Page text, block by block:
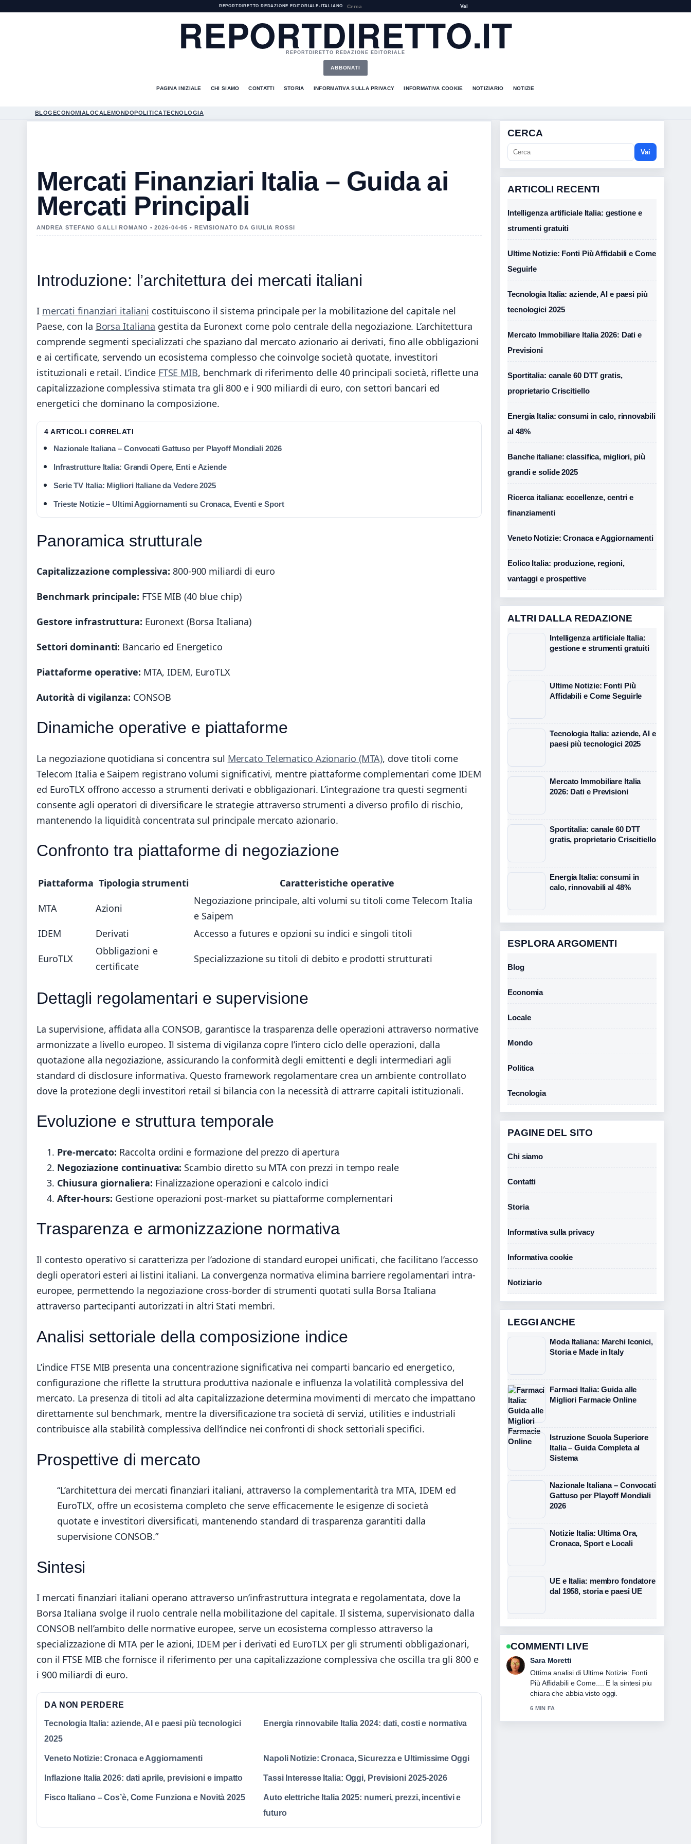
REPORTDIRETTO REDAZIONE EDITORIALE• ITALIANO Vai
REPORTDIRETTO.IT
REPORTDIRETTO REDAZIONE EDITORIALE
ABBONATI
PAGINA INIZIALE CHI SIAMO CONTATTI STORIA INFORMATIVA SULLA PRIVACY INFORMATIVA COOKIE NOTIZIARIO NOTIZIE
BLOGECONOMIALOCALEMONDOPOLITICATECNOLOGIA
Mercati Finanziari Italia – Guida ai
Mercati Principali
ANDREA STEFANO GALLI ROMANO • 2026-04-05 • REVISIONATO DA GIULIA ROSSI
Introduzione: l’architettura dei mercati italiani
I mercati finanziari italiani costituiscono il sistema principale per la mobilitazione del capitale nel
Paese, con la Borsa Italiana gestita da Euronext come polo centrale della negoziazione. L’architettura
comprende segmenti specializzati che spaziano dal mercato azionario ai derivati, fino alle obbligazioni
e ai certificate, servendo un ecosistema complesso che coinvolge società quotate, investitori
istituzionali e retail. L’indice FTSE MIB, benchmark di riferimento delle 40 principali società, riflette una
capitalizzazione complessiva stimata tra gli 800 e i 900 miliardi di euro, con settori bancari ed
energetici che dominano la composizione.
4 ARTICOLI CORRELATI
Nazionale Italiana – Convocati Gattuso per Playoff Mondiali 2026
Infrastrutture Italia: Grandi Opere, Enti e Aziende
Serie TV Italia: Migliori Italiane da Vedere 2025
Trieste Notizie – Ultimi Aggiornamenti su Cronaca, Eventi e Sport
Panoramica strutturale
Capitalizzazione complessiva: 800-900 miliardi di euro
Benchmark principale: FTSE MIB (40 blue chip)
Gestore infrastruttura: Euronext (Borsa Italiana)
Settori dominanti: Bancario ed Energetico
Piattaforme operative: MTA, IDEM, EuroTLX
Autorità di vigilanza: CONSOB
Dinamiche operative e piattaforme
La negoziazione quotidiana si concentra sul Mercato Telematico Azionario (MTA), dove titoli come
Telecom Italia e Saipem registrano volumi significativi, mentre piattaforme complementari come IDEM
ed EuroTLX offrono accesso a strumenti derivati e obbligazionari. L’integrazione tra questi segmenti
consente agli operatori di diversificare le strategie attraverso strumenti a diverso profilo di rischio,
mantenendo la liquidità concentrata sul principale mercato azionario.
Confronto tra piattaforme di negoziazione
Piattaforma Tipologia strumenti Caratteristiche operative
MTA Azioni
Negoziazione principale, alti volumi su titoli come Telecom Italia
e Saipem
IDEM
Derivati Accesso a futures e opzioni su indici e singoli titoli
EuroTLX
Obbligazioni e
certificate
Specializzazione su titoli di debito e prodotti strutturati
Dettagli regolamentari e supervisione
La supervisione, affidata alla CONSOB, garantisce la trasparenza delle operazioni attraverso normative
armonizzate a livello europeo. Il sistema di vigilanza copre l’intero ciclo delle operazioni, dalla
quotazione alla negoziazione, assicurando la conformità degli emittenti e degli intermediari agli
standard di disclosure informativa. Questo framework regolamentare crea un ambiente controllato
dove la protezione degli investitori retail si bilancia con la necessità di attrarre capitali istituzionali.
Evoluzione e struttura temporale
Pre-mercato: Raccolta ordini e formazione del prezzo di apertura
Negoziazione continuativa: Scambio diretto su MTA con prezzi in tempo reale
Chiusura giornaliera: Finalizzazione operazioni e calcolo indici
After-hours: Gestione operazioni post-market su piattaforme complementari
Trasparenza e armonizzazione normativa
Il contesto operativo si caratterizza per l’adozione di standard europei unificati, che facilitano l’accesso
degli operatori esteri ai listini italiani. La convergenza normativa elimina barriere regolamentari intra-
europee, permettendo la negoziazione cross-border di strumenti quotati sulla Borsa Italiana
attraverso partecipanti autorizzati in altri Stati membri.
Analisi settoriale della composizione indice
L’indice FTSE MIB presenta una concentrazione significativa nei comparti bancario ed energetico,
configurazione che riflette la struttura produttiva nazionale e influenza la volatilità complessiva del
mercato. La presenza di titoli ad alta capitalizzazione determina movimenti di mercato che impattano
direttamente sul benchmark, mentre la diversificazione tra società di servizi, utilities e industriali
contribuisce alla stabilità complessiva dell’indice nei confronti di shock settoriali specifici.
Prospettive di mercato
“L’architettura dei mercati finanziari italiani, attraverso la complementarità tra MTA, IDEM ed
EuroTLX, offre un ecosistema completo che serve efficacemente le esigenze di società
quotate e investitori diversificati, mantenendo standard di trasparenza garantiti dalla
supervisione CONSOB.”
Sintesi
I mercati finanziari italiani operano attraverso un’infrastruttura integrata e regolamentata, dove la
Borsa Italiana svolge il ruolo centrale nella mobilitazione del capitale. Il sistema, supervisionato dalla
CONSOB nell’ambito delle normative europee, serve un ecosistema complesso attraverso la
specializzazione di MTA per le azioni, IDEM per i derivati ed EuroTLX per gli strumenti obbligazionari,
con il FTSE MIB che fornisce il riferimento per una capitalizzazione complessiva che oscilla tra gli 800 e
i 900 miliardi di euro.
DA NON PERDERE
Tecnologia Italia: aziende, AI e paesi più tecnologici
2025
Energia rinnovabile Italia 2024: dati, costi e normativa
Veneto Notizie: Cronaca e Aggiornamenti Napoli Notizie: Cronaca, Sicurezza e Ultimissime Oggi
Inflazione Italia 2026: dati aprile, previsioni e impatto Tassi Interesse Italia: Oggi, Previsioni 2025-2026
Fisco Italiano – Cos’è, Come Funziona e Novità 2025
Auto elettriche Italia 2025: numeri, prezzi, incentivi e
futuro
CERCA
Vai
ARTICOLI RECENTI
Intelligenza artificiale Italia: gestione e
strumenti gratuiti
Ultime Notizie: Fonti Più Affidabili e Come
Seguirle
Tecnologia Italia: aziende, AI e paesi più
tecnologici 2025
Mercato Immobiliare Italia 2026: Dati e
Previsioni
Sportitalia: canale 60 DTT gratis,
proprietario Criscitiello
Energia Italia: consumi in calo, rinnovabili
al 48%
Banche italiane: classifica, migliori, più
grandi e solide 2025
Ricerca italiana: eccellenze, centri e
finanziamenti
Veneto Notizie: Cronaca e Aggiornamenti
Eolico Italia: produzione, regioni,
vantaggi e prospettive
ALTRI DALLA REDAZIONE
Intelligenza artificiale Italia:
gestione e strumenti gratuiti
Ultime Notizie: Fonti Più
Affidabili e Come Seguirle
Tecnologia Italia: aziende, AI e
paesi più tecnologici 2025
Mercato Immobiliare Italia
2026: Dati e Previsioni
Sportitalia: canale 60 DTT
gratis, proprietario Criscitiello
Energia Italia: consumi in
calo, rinnovabili al 48%
ESPLORA ARGOMENTI
Blog
Economia
Locale
Mondo
Politica
Tecnologia
PAGINE DEL SITO
Chi siamo
Contatti
Storia
Informativa sulla privacy
Informativa cookie
Notiziario
LEGGI ANCHE
Moda Italiana: Marchi Iconici,
Storia e Made in Italy
Farmaci Italia: Guida alle
Migliori Farmacie Online
Istruzione Scuola Superiore
Italia – Guida Completa al
Sistema
Nazionale Italiana – Convocati
Gattuso per Playoff Mondiali
2026
Notizie Italia: Ultima Ora,
Cronaca, Sport e Locali
UE e Italia: membro fondatore
dal 1958, storia e paesi UE
COMMENTI LIVE
Giulia Rossi
Seguo da vicino Tecnologia Italia:
aziende, AI e paesi più... – apprezzo il
tono equilibrato di questa copertura.
8 MIN FA